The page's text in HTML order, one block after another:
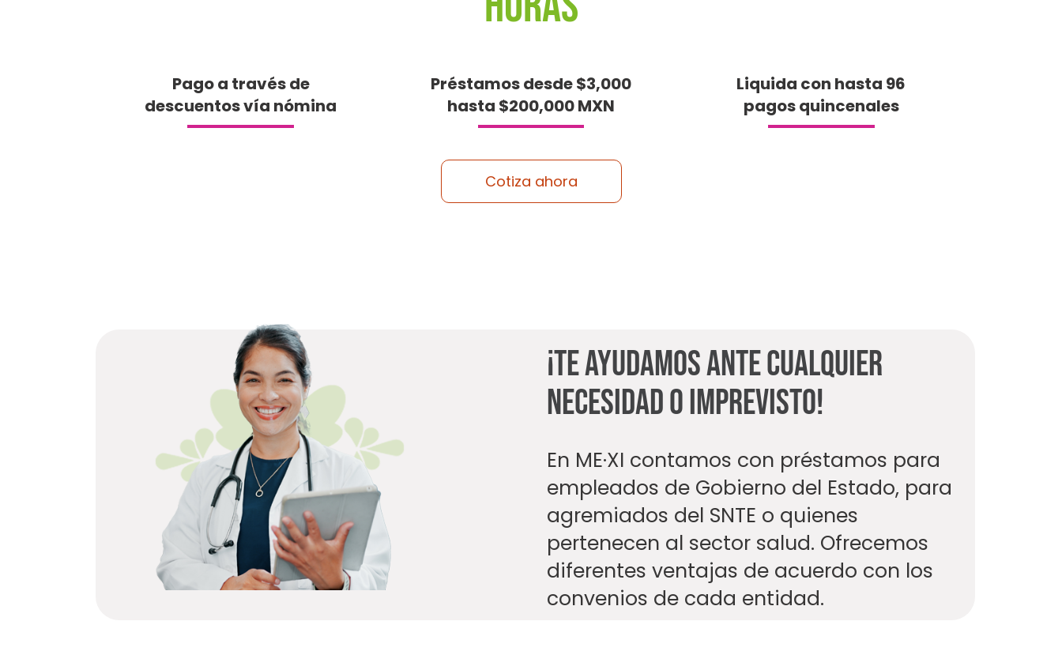
Pago a través de
descuentos vía nómina
Préstamos desde $3,000
hasta $200,000 MXN
Liquida con hasta 96
pagos quincenales
Cotiza ahora
¡Te ayudamos ante cualquier
necesidad o imprevisto!
En ME·XI contamos con préstamos para
empleados de Gobierno del Estado, para
agremiados del SNTE o quienes
pertenecen al sector salud. Ofrecemos
diferentes ventajas de acuerdo con los
convenios de cada entidad.